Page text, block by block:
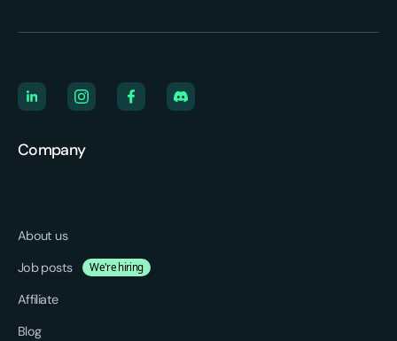
Company
About us
Job posts
We're hiring
Affiliate
Blog